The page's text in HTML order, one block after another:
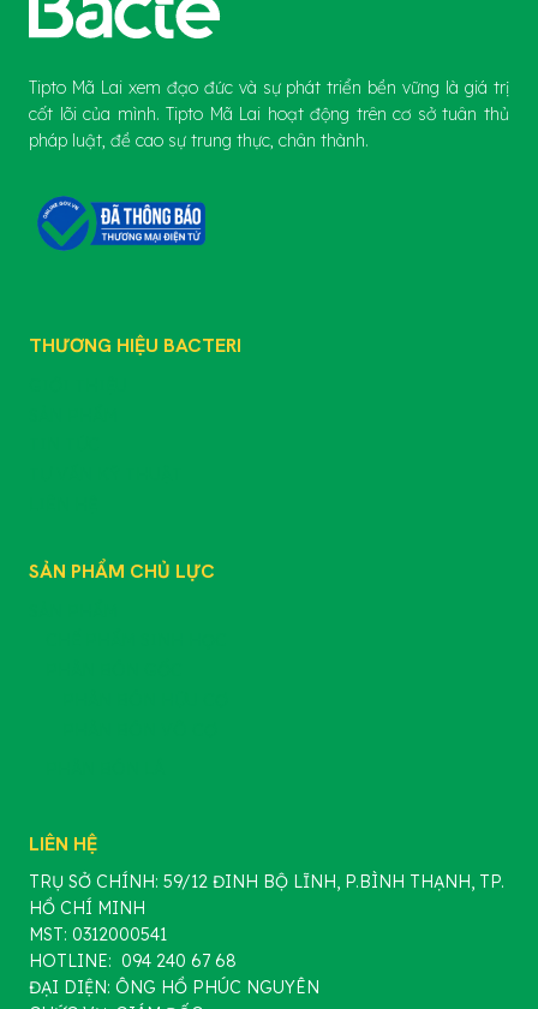
Tipto Mã Lai xem đạo đức và sự phát triển bền vững là giá trị
cốt lõi của mình. Tipto Mã Lai hoạt động trên cơ sở tuân thủ
pháp luật, đề cao sự trung thực, chân thành.
THƯƠNG HIỆU BACTERI
SẢN PHẨM CHỦ LỰC
LIÊN HỆ
TRỤ SỞ CHÍNH: 59/12 ĐINH BỘ LĨNH, P.BÌNH THẠNH, TP.
HỒ CHÍ MINH
MST: 0312000541
HOTLINE: 094 240 67 68
ĐẠI DIỆN: ÔNG HỒ PHÚC NGUYÊN